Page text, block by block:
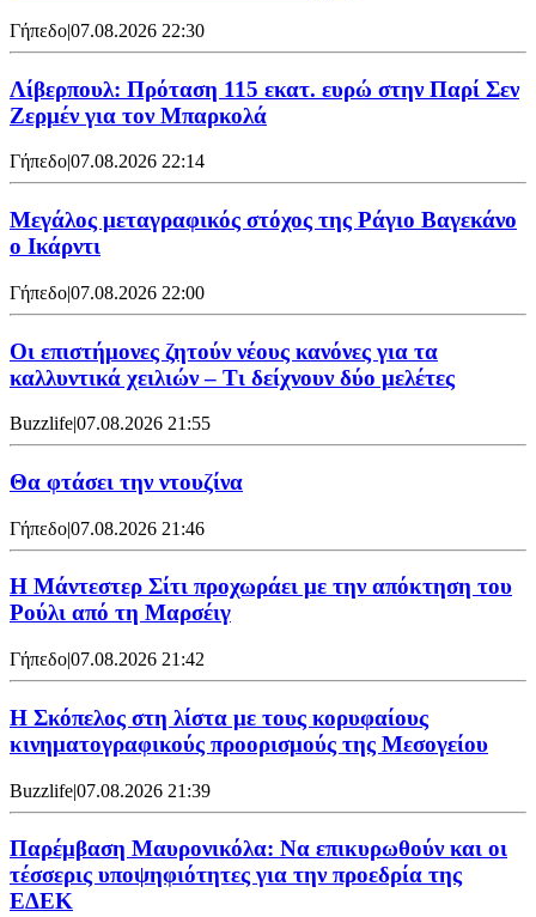
Γήπεδο|07.08.2026 22:30
Λίβερπουλ: Πρόταση 115 εκατ. ευρώ στην Παρί Σεν
Ζερμέν για τον Μπαρκολά
Γήπεδο|07.08.2026 22:14
Μεγάλος μεταγραφικός στόχος της Ράγιο Βαγεκάνο
ο Ικάρντι
Γήπεδο|07.08.2026 22:00
Οι επιστήμονες ζητούν νέους κανόνες για τα
καλλυντικά χειλιών – Τι δείχνουν δύο μελέτες
Buzzlife|07.08.2026 21:55
Θα φτάσει την ντουζίνα
Γήπεδο|07.08.2026 21:46
Η Μάντεστερ Σίτι προχωράει με την απόκτηση του
Ρούλι από τη Μαρσέιγ
Γήπεδο|07.08.2026 21:42
Η Σκόπελος στη λίστα με τους κορυφαίους
κινηματογραφικούς προορισμούς της Μεσογείου
Buzzlife|07.08.2026 21:39
Παρέμβαση Μαυρονικόλα: Να επικυρωθούν και οι
τέσσερις υποψηφιότητες για την προεδρία της
ΕΔΕΚ